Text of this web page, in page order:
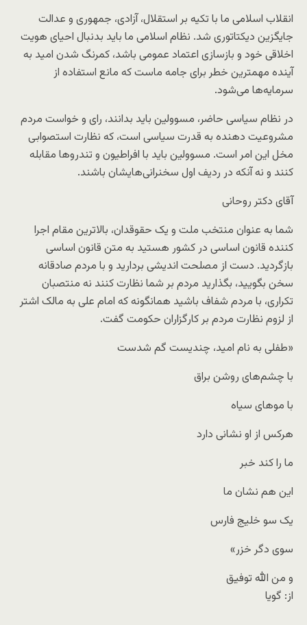
انقلاب اسلامی ما با تکیه بر استقلال، آزادی، جمهوری و عدالت
جایگزین دیکتاتوری شد. نظام اسلامی ما باید بدنبال احیای هویت
اخلاقی خود و بازسازی اعتماد عمومی باشد، کمرنگ شدن امید به
آینده مهمترین خطر برای جامه ماست که مانع استفاده از
سرمایه‌ها می‌شود.
در نظام سیاسی حاضر، مسوولین باید بدانند، رای و خواست مردم
مشروعیت دهنده به قدرت سیاسی است، که نظارت استصوابی
مخل این امر است. مسوولین باید با افراطیون و تندروها مقابله
کنند و نه آنکه در ردیف اول سخنرانی‌هایشان باشند.
آقای دکتر روحانی
شما به عنوان منتخب ملت و یک حقوقدان، بالاترین مقام اجرا
کننده قانون اساسی در کشور هستید به متن قانون اساسی
بازگردید. دست از مصلحت اندیشی بردارید و با مردم صادقانه
سخن بگویید، بگذارید مردم بر شما نظارت کنند نه منتصبان
تکراری، با مردم شفاف باشید همانگونه که امام علی به مالک اشتر
از لزوم نظارت مردم بر کارگزاران حکومت گفت.
«طفلی به نام امید، چندیست گم شدست
با چشم‌های روشن براق
با موهای سیاه
هرکس از او نشانی دارد
ما را کند خبر
این هم نشان ما
یک سو خلیج فارس
سوی دگر خزر»
و من الله توفیق
از: گويا